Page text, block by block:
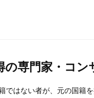
の専門家・コン
ではない者が、元の国籍